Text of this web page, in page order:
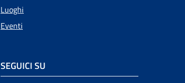
Luoghi
Eventi
SEGUICI SU